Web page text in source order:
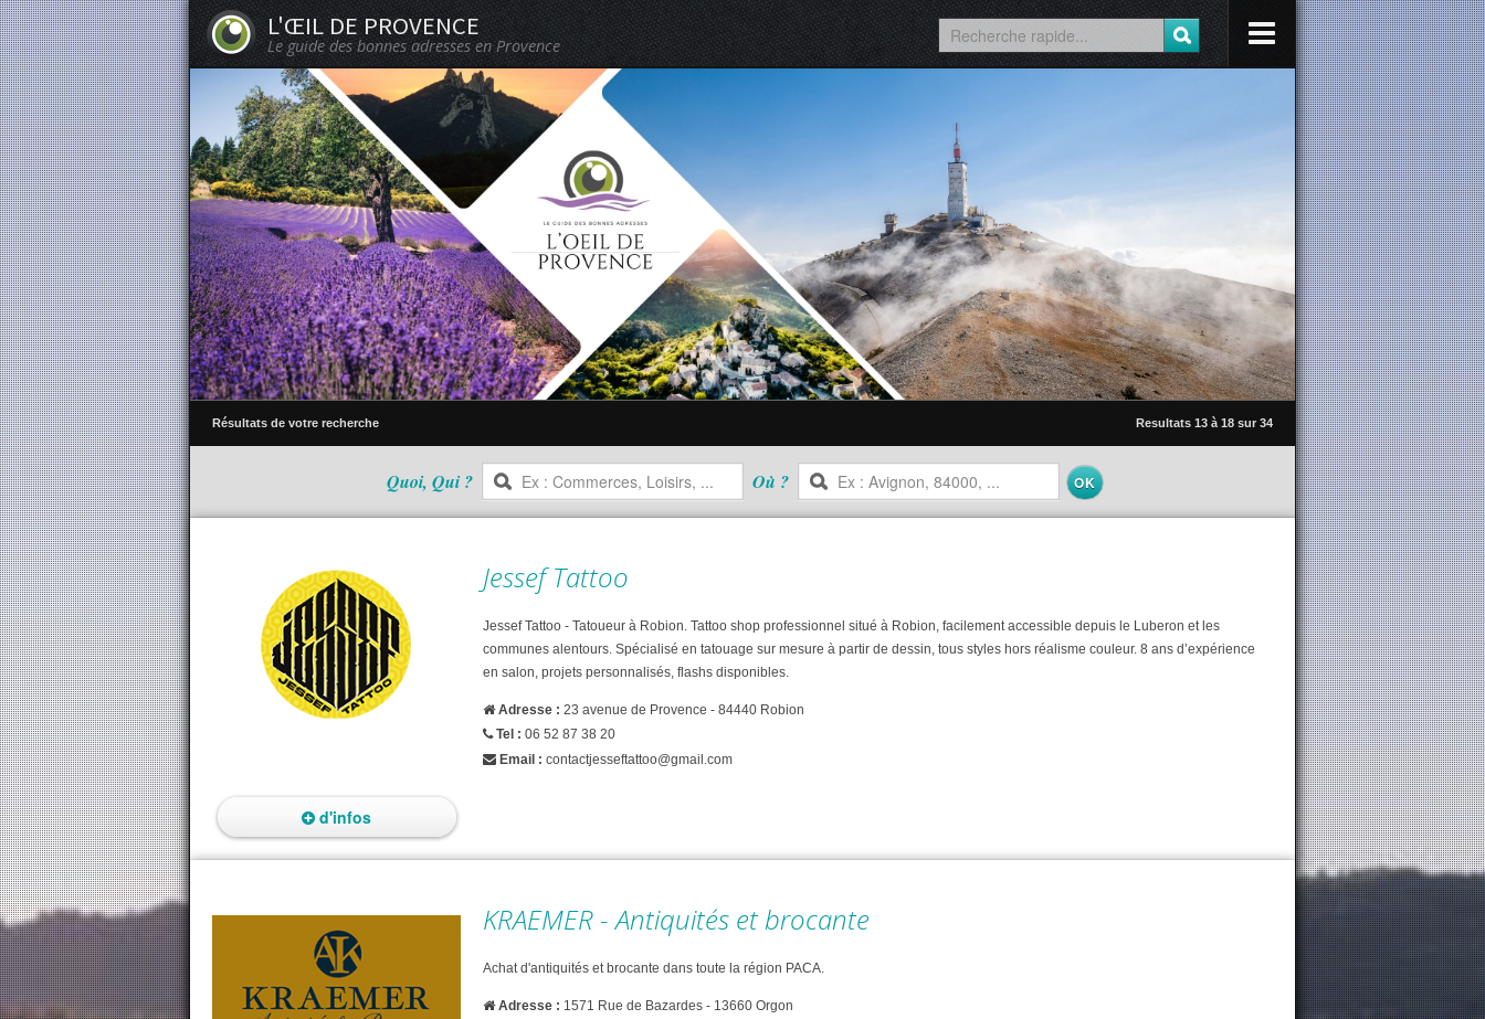
L'ŒIL DE PROVENCE
Le guide des bonnes adresses en Provence
Résultats de votre recherche Resultats 13 à 18 sur 34
Quoi, Qui ? Où ?
Jessef Tattoo
Jessef Tattoo - Tatoueur à Robion. Tattoo shop professionnel situé à Robion, facilement accessible depuis le Luberon et les
communes alentours. Spécialisé en tatouage sur mesure à partir de dessin, tous styles hors réalisme couleur. 8 ans d’expérience
en salon, projets personnalisés, flashs disponibles.
Adresse : 23 avenue de Provence - 84440 Robion
Tel : 06 52 87 38 20
Email : contactjesseftattoo@gmail.com
d'infos
KRAEMER - Antiquités et brocante
Achat d'antiquités et brocante dans toute la région PACA.
Adresse : 1571 Rue de Bazardes - 13660 Orgon